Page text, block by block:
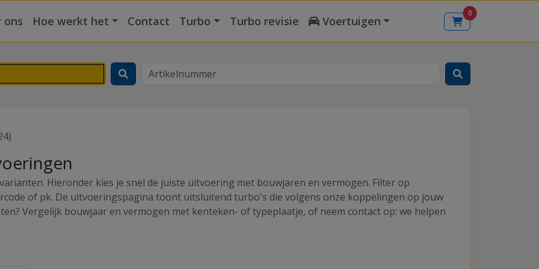
ons Hoe werkt het Contact Turbo Turbo revisie Voertuigen
0
Hieronder kies je snel de juiste uitvoering met bouwjaren en vermogen. Filter op
of pk. De uitvoeringspagina toont uitsluitend turbo's die volgens onze koppelingen op jouw
Vergelijk bouwjaar en vermogen met kenteken- of typeplaatje, of neem contact op: we helpen